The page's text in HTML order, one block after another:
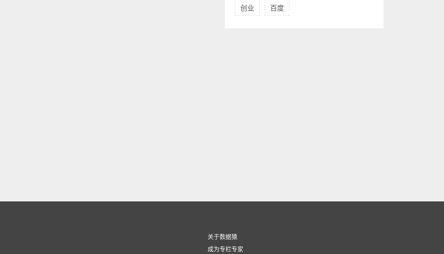
创业 百度
关于数据猿
成为专栏专家